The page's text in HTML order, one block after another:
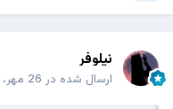
نیلوفر
ارسال شده در 26 مهر، 2022